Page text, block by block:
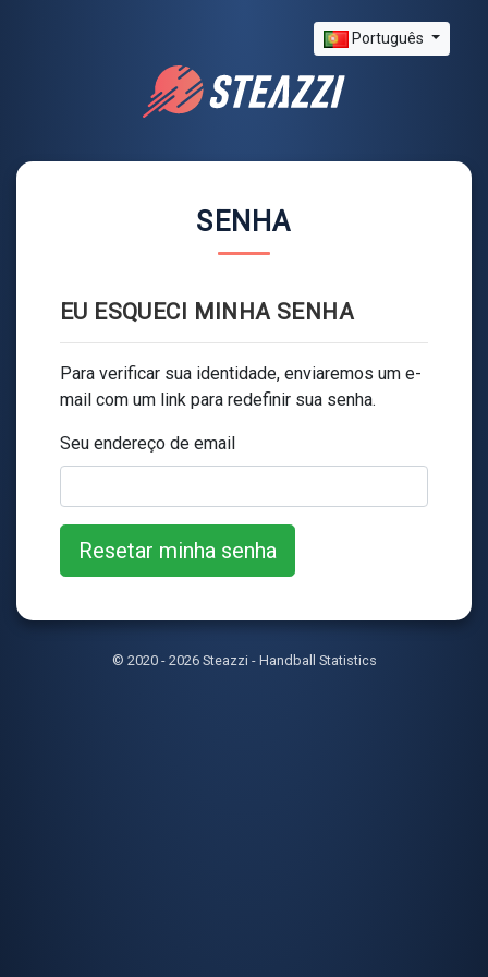
Português
SENHA
EU ESQUECI MINHA SENHA
Para verificar sua identidade, enviaremos um e-
mail com um link para redefinir sua senha.
Seu endereço de email
© 2020 - 2026 Steazzi - Handball Statistics